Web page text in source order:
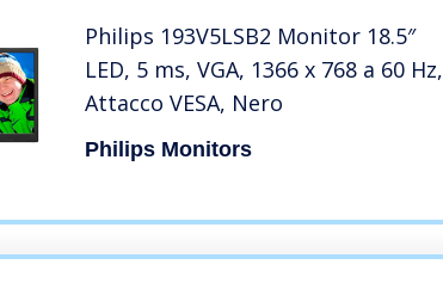
Philips 193V5LSB2 Monitor 18.5″
LED, 5 ms, VGA, 1366 x 768 a 60 Hz,
Attacco VESA, Nero
Philips Monitors